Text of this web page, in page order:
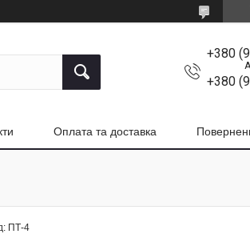
+380
+380
Оплата та доставка
ПТ-4